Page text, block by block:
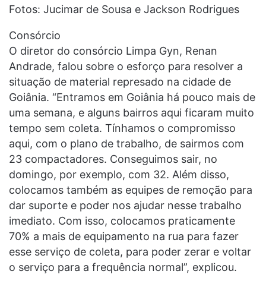
Fotos: Jucimar de Sousa e Jackson Rodrigues
Consórcio
O diretor do consórcio Limpa Gyn, Renan
Andrade, falou sobre o esforço para resolver a
situação de material represado na cidade de
Goiânia. “Entramos em Goiânia há pouco mais de
uma semana, e alguns bairros aqui ficaram muito
tempo sem coleta. Tínhamos o compromisso
aqui, com o plano de trabalho, de sairmos com
23 compactadores. Conseguimos sair, no
domingo, por exemplo, com 32. Além disso,
colocamos também as equipes de remoção para
dar suporte e poder nos ajudar nesse trabalho
imediato. Com isso, colocamos praticamente
70% a mais de equipamento na rua para fazer
esse serviço de coleta, para poder zerar e voltar
o serviço para a frequência normal”, explicou.